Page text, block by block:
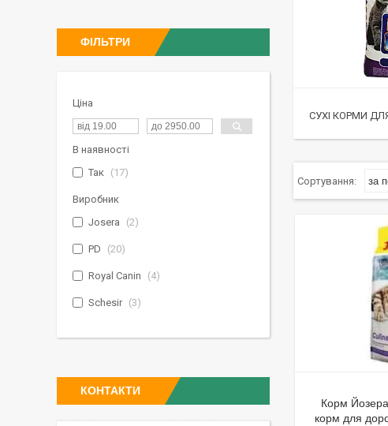
СУХІ КОРМИ
Корм
корм для
ФІЛЬТРИ
Ціна
В наявності
Так
17
Виробник
Josera
2
PD 20
Royal Canin 4
Schesir 3
КОНТАКТИ